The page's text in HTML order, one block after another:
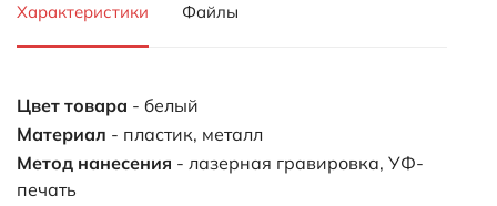
Характеристики Файлы
Цвет товара - белый
Материал - пластик, металл
Метод нанесения - лазерная гравировка, УФ-
печать